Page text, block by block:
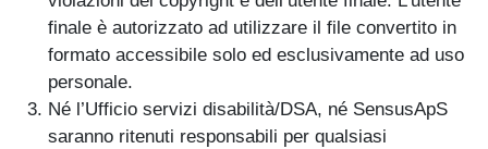
finale è autorizzato ad utilizzare il file convertito in
formato accessibile solo ed esclusivamente ad uso
personale.
Né l’Ufficio servizi disabilità/DSA, né SensusApS
saranno ritenuti responsabili per qualsiasi